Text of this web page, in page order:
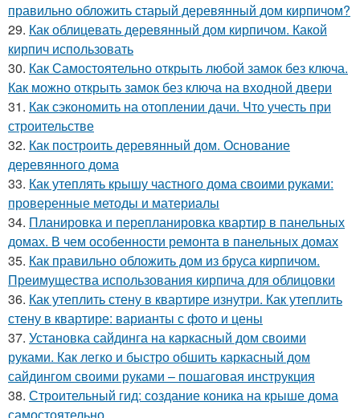
правильно обложить старый деревянный дом кирпичом?
29. Как облицевать деревянный дом кирпичом. Какой
кирпич использовать
30. Как Самостоятельно открыть любой замок без ключа.
Как можно открыть замок без ключа на входной двери
31. Как сэкономить на отоплении дачи. Что учесть при
строительстве
32. Как построить деревянный дом. Основание
деревянного дома
33. Как утеплять крышу частного дома своими руками:
проверенные методы и материалы
34. Планировка и перепланировка квартир в панельных
домах. В чем особенности ремонта в панельных домах
35. Как правильно обложить дом из бруса кирпичом.
Преимущества использования кирпича для облицовки
36. Как утеплить стену в квартире изнутри. Как утеплить
стену в квартире: варианты с фото и цены
37. Установка сайдинга на каркасный дом своими
руками. Как легко и быстро обшить каркасный дом
сайдингом своими руками – пошаговая инструкция
38. Строительный гид: создание коника на крыше дома